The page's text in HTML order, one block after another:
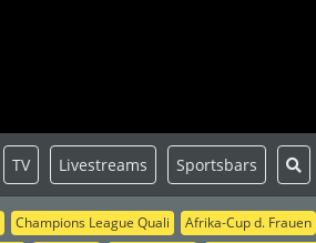
Champions League Quali Afrika-Cup d. Frauen
TV Livestreams Sportsbars